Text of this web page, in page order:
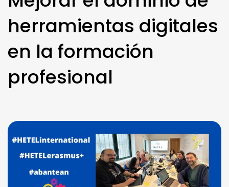
herramientas digitales
en la formación
profesional